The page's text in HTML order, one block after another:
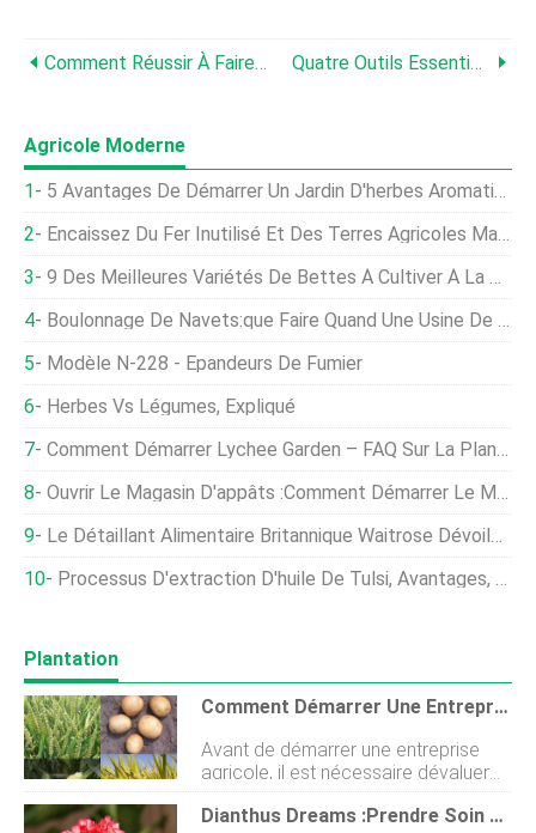
Comment Réussir À Faire Pousser De La Coriandre/coriandre Dans Votre Jardin Quatre Outils Essentiels Pour Travailler Dans Votre Jardin
Agricole Moderne
5 Avantages De Démarrer Un Jardin D'herbes Aromatiques
Encaissez Du Fer Inutilisé Et Des Terres Agricoles Mal Adaptées
9 Des Meilleures Variétés De Bettes À Cultiver À La Maison
Boulonnage De Navets:que Faire Quand Une Usine De Navets Se Boulonne
Modèle N-228 - Épandeurs De Fumier
Herbes Vs Légumes, Expliqué
Comment Démarrer Lychee Garden – FAQ Sur La Plantation
Ouvrir Le Magasin D'appâts :comment Démarrer Le Magasin D'appâts Et De Matériel
Le Détaillant Alimentaire Britannique Waitrose Dévoile Une Nouvelle Application Mobile De Bien-Être Animal
Processus D'extraction D'huile De Tulsi, Avantages, Les Usages
Plantation
Comment Démarrer Une Entreprise D'agriculture Pour Les Bénéfices Les Plus Élevés
Avant de démarrer une entreprise
agricole, il est nécessaire dévaluer
les ressources disponibles. En tant
quagriculteur conscient, vous devrez
Dianthus Dreams :Prendre Soin Des Œillets, Douce Williams, Et Roses